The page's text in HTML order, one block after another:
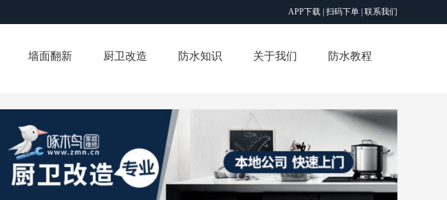
APP下载 | 扫码下单 | 联系我们
墙面翻新 厨卫改造 防水知识 关于我们 防水教程